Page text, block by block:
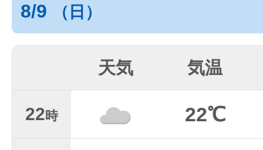
8/9 （日）
天気 気温
22時 22℃